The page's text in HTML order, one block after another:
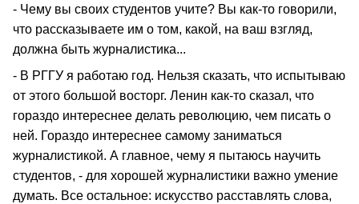
- Чему вы своих студентов учите? Вы как-то говорили,
что рассказываете им о том, какой, на ваш взгляд,
должна быть журналистика...
- В РГГУ я работаю год. Нельзя сказать, что испытываю
от этого большой восторг. Ленин как-то сказал, что
гораздо интереснее делать революцию, чем писать о
ней. Гораздо интереснее самому заниматься
журналистикой. А главное, чему я пытаюсь научить
студентов, - для хорошей журналистики важно умение
думать. Все остальное: искусство расставлять слова,